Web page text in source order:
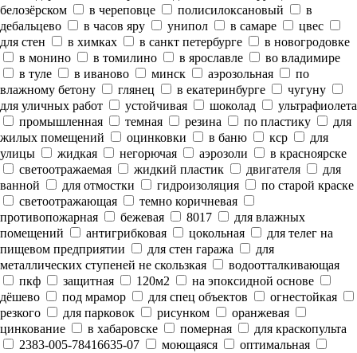
белозёрском
в череповце полисилоксановый
в
дебальцево
в часов яру унипол в самаре
цвес
для стен
в химках в санкт петербурге
в новогродовке
в монино
в томилино в ярославле
во владимире
в туле
в иваново минск аэрозольная
по
влажному бетону
глянец в екатеринбурге
чугуну
для уличных работ
устойчивая шоколад
ультрафиолета
промышленная
темная резина по пластику
для
жилых помещений
оцинковки в баню кср
для
улицы
жидкая негорючая аэрозоли
в красноярске
светоотражаемая
жидкий пластик двигателя
для
ванной
для отмостки гидроизоляция
по старой краске
светоотражающая
темно коричневая
противопожарная
бежевая 8017
для влажных
помещений
антигрибковая цокольная
для телег на
пищевом предприятии
для стен гаража
для
металлических ступеней не скользкая
водоотталкивающая
пкф
защитная 120м2
на эпоксидной основе
дёшево
под мрамор для спец объектов
огнестойкая
резкого
для парковок рисунком
оранжевая
цинкование
в хабаровске померная
для краскопульта
2383-005-78416635-07
моющаяся
оптимальная